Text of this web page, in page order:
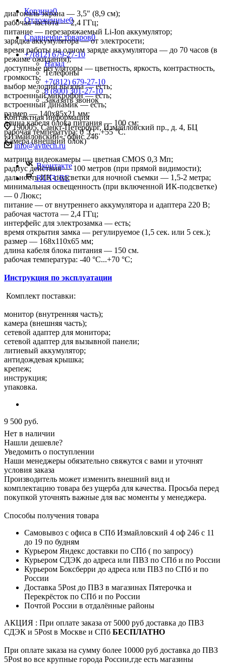
Корзина0
Отложенные0
Сравнение товаров0
+7(812) 679-27-10
Назад
Телефоны
+7(812) 679-27-10
8 (800) 301-27-10
Заказать звонок
Контактная информация
190005, Санкт-Петербург, Измайловский пр., д. 4, БЦ
«Измайловский», офис 246
info@avttech.ru
Вконтакте
RUTUBE
диагональ экрана — 3,5" (8,9 см);
рабочая частота — 2,4 ГГц;
питание — перезаряжаемый Li-Ion аккумулятор;
зарядка аккумулятора — от электросети;
время работы на одном заряде аккумулятора — до 70 часов (в
режиме ожидания);
доступные регуляторы — цветность, яркость, контрастность,
громкость;
выбор мелодий вызова — есть;
встроенный микрофон — есть;
встроенный динамик — есть;
размер — 140х85х21 мм;
длина кабеля блока питания — 100 см;
рабочая температура: 0 °С...+55 °С.
Камера (внешний блок)
матрица видеокамеры — цветная CMOS 0,3 Мп;
радиус действия — 100 метров (при прямой видимости);
дальность ИК-подсветки для ночной съемки — 1,5-2 метра;
минимальная освещенность (при включенной ИК-подсветке)
— 0 Люкс;
питание — от внутреннего аккумулятора и адаптера 220 В;
рабочая частота — 2,4 ГГц;
интерфейс для электрозамка — есть;
время открытия замка — регулируемое (1,5 сек. или 5 сек.);
размер — 168х110х65 мм;
длина кабеля блока питания — 150 см.
рабочая температура: -40 °С...+70 °С;
Инструкция по эксплуатации
Комплект поставки:
монитор (внутренняя часть);
камера (внешняя часть);
сетевой адаптер для монитора;
сетевой адаптер для вызывной панели;
литиевый аккумулятор;
антидождевая крышка;
крепеж;
инструкция;
упаковка.
9 500 руб.
Нет в наличии
Нашли дешевле?
Уведомить о поступлении
Наши менеджеры обязательно свяжутся с вами и уточнят
условия заказа
Производитель может изменить внешний вид и
комплектацию товара без ущерба для качества. Просьба перед
покупкой уточнять важные для вас моменты у менеджера.
Способы получения товара
Самовывоз с офиса в СПб Измайловский 4 оф 246 с 11
до 19 по будням
Курьером Яндекс доставки по СПб ( по запросу)
Курьером СДЭК до адреса или ПВЗ по СПб и по России
Курьером Боксберри до адреса или ПВЗ по СПб и по
России
Доставка 5Post до ПВЗ в магазинах Пятерочка и
Перекрёсток по СПб и по России
Почтой России в отдалённые районы
АКЦИЯ : При оплате заказа от 5000 руб доставка до ПВЗ
СДЭК и 5Post в Москве и СПб БЕСПЛАТНО
При оплате заказа на сумму более 10000 руб доставка до ПВЗ
5Post во все крупные города России,где есть магазины